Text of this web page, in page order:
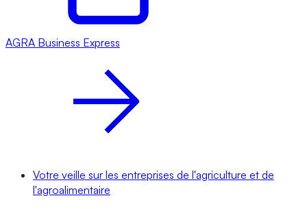
AGRA Business Express
Votre veille sur les entreprises de l'agriculture et de
l'agroalimentaire